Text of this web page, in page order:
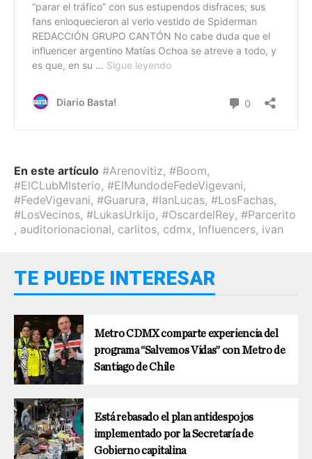
En este artículo #Arenovitiz, #Boom,
#ElCLubMIsterio, #ElMundodeFedeVigevani,
#FedeVigevani, #Guarura, #IanLucas, #LosFachas,
#LosVecinos, #LukasUrkijo, #OscardelRey, #Parcerito
, auditorionacional, carlitos, cdmx, Influencers, ivan
TE PUEDE INTERESAR
Metro CDMX comparte experiencia del
programa “Salvemos Vidas” con Metro de
Santiago de Chile
Está rebasado el plan antidespojos
implementado por la Secretaría de
Gobierno capitalina